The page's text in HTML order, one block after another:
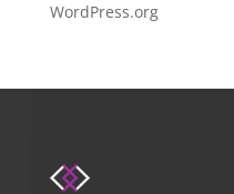
WordPress.org